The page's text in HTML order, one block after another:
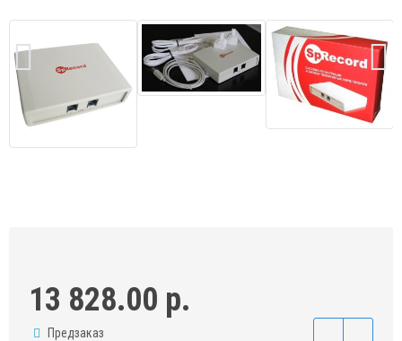
13 828.00 р.
Предзаказ